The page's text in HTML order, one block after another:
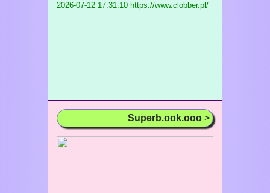
2026-07-12 17:31:10 https://www.clobber.pl/
Superb.ook.ooo >